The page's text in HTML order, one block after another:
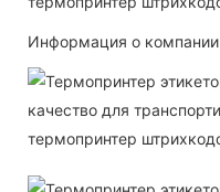
Информация о компании